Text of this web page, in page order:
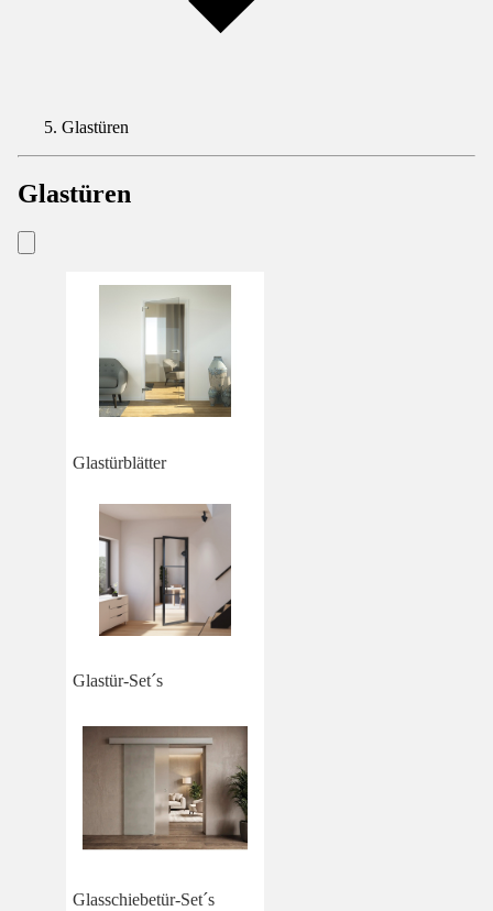
Glastüren
Glastüren
Glastürblätter
Glastür-Set´s
Glasschiebetür-Set´s